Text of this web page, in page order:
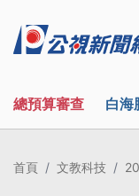
總預算審查 白海
首頁 文教科技